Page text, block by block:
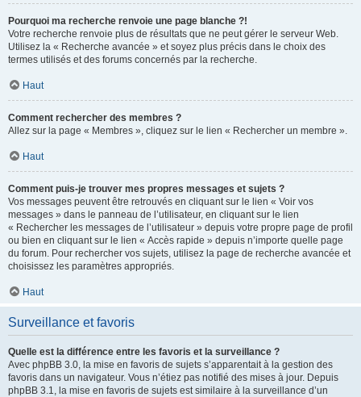
Pourquoi ma recherche renvoie une page blanche ?!
Votre recherche renvoie plus de résultats que ne peut gérer le serveur Web.
Utilisez la « Recherche avancée » et soyez plus précis dans le choix des
termes utilisés et des forums concernés par la recherche.
Haut
Comment rechercher des membres ?
Allez sur la page « Membres », cliquez sur le lien « Rechercher un membre ».
Haut
Comment puis-je trouver mes propres messages et sujets ?
Vos messages peuvent être retrouvés en cliquant sur le lien « Voir vos
messages » dans le panneau de l’utilisateur, en cliquant sur le lien
« Rechercher les messages de l’utilisateur » depuis votre propre page de profil
ou bien en cliquant sur le lien « Accès rapide » depuis n’importe quelle page
du forum. Pour rechercher vos sujets, utilisez la page de recherche avancée et
choisissez les paramètres appropriés.
Haut
Surveillance et favoris
Quelle est la différence entre les favoris et la surveillance ?
Avec phpBB 3.0, la mise en favoris de sujets s’apparentait à la gestion des
favoris dans un navigateur. Vous n’étiez pas notifié des mises à jour. Depuis
phpBB 3.1, la mise en favoris de sujets est similaire à la surveillance d’un